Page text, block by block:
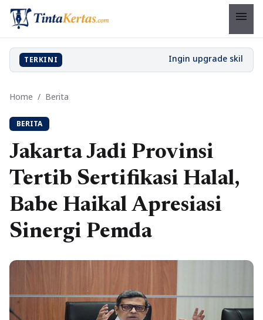
menu
TERKINI
Home / Berita
BERITA
Jakarta Jadi Provinsi
Tertib Sertifikasi Halal,
Babe Haikal Apresiasi
Sinergi Pemda